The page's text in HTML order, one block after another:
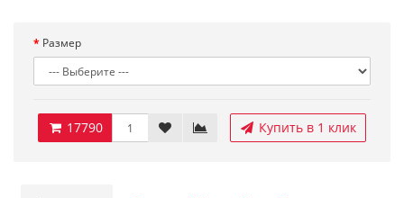
Размер
17790 Купить в 1 клик